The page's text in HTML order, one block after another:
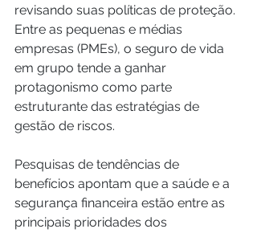
revisando suas políticas de proteção.
Entre as pequenas e médias
empresas (PMEs), o seguro de vida
em grupo tende a ganhar
protagonismo como parte
estruturante das estratégias de
gestão de riscos.
Pesquisas de tendências de
benefícios apontam que a saúde e a
segurança financeira estão entre as
principais prioridades dos